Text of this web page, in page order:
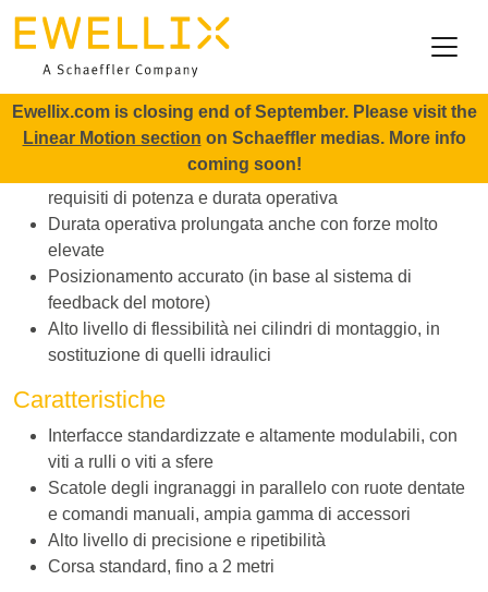
Ewellix.com is closing end of September. Please visit the
Linear Motion section on Schaeffler medias. More info
coming soon!
Home Prodotti Attuatori ad alte prestazioni
CASM-100
Benefici
Per un'ampia gamma di applicazioni con diversi
requisiti di potenza e durata operativa
Durata operativa prolungata anche con forze molto
elevate
Posizionamento accurato (in base al sistema di
feedback del motore)
Alto livello di flessibilità nei cilindri di montaggio, in
sostituzione di quelli idraulici
Caratteristiche
Interfacce standardizzate e altamente modulabili, con
viti a rulli o viti a sfere
Scatole degli ingranaggi in parallelo con ruote dentate
e comandi manuali, ampia gamma di accessori
Alto livello di precisione e ripetibilità
Corsa standard, fino a 2 metri